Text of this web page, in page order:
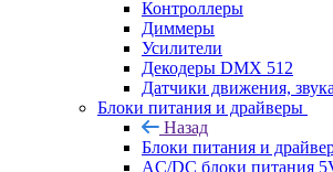
Контроллеры
Диммеры
Усилители
Декодеры DMX 512
Датчики движения,
Блоки питания и драйверы
Назад
Блоки питания и
AC/DC блоки питания